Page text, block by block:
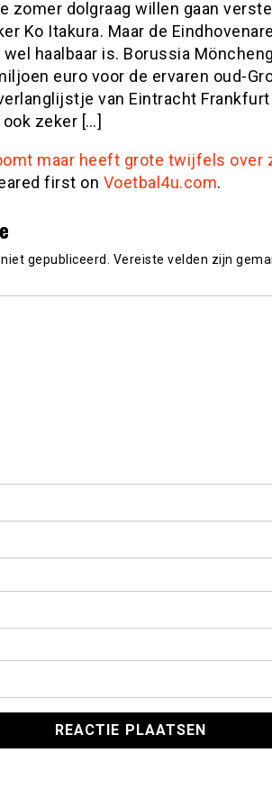
zomer dolgraag willen gaan
Ko Itakura. Maar de
haalbaar is. Borussia
euro voor de ervaren oud-
van Eintracht Frankfurt
ook zeker […]
maar heeft grote twijfels over
first on Voetbal4u.com.
gepubliceerd. Vereiste velden zijn